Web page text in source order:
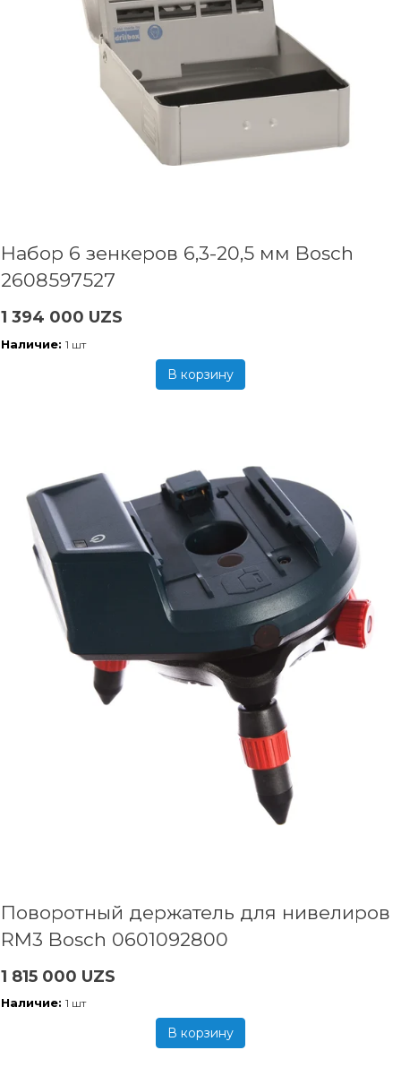
Набор 6 зенкеров 6,3-20,5 мм Bosch
2608597527
1 394 000 UZS
Наличие: 1 шт
В корзину
Поворотный держатель для нивелиров
RM3 Bosch 0601092800
1 815 000 UZS
Наличие: 1 шт
В корзину